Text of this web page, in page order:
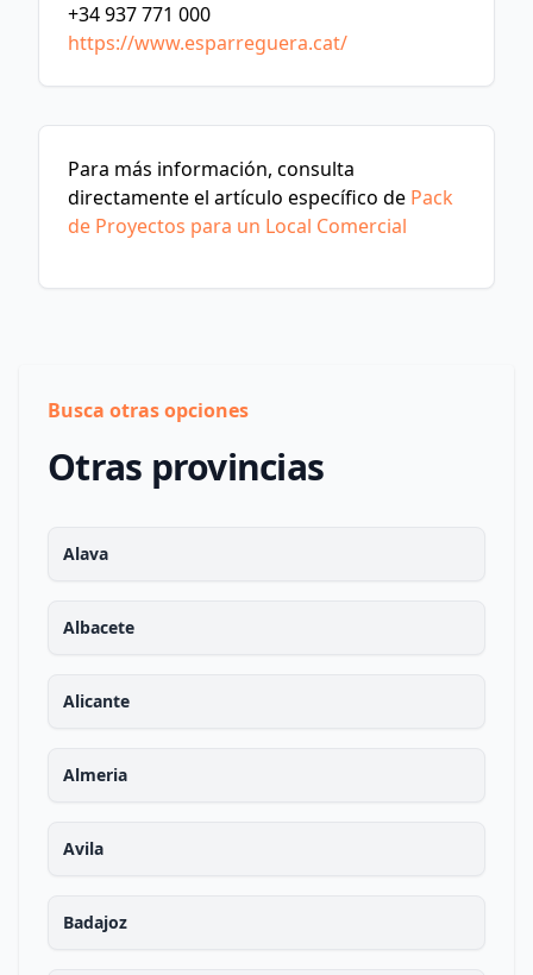
+34 937 771 000
https://www.esparreguera.cat/
Para más información, consulta
directamente el artículo específico de Pack
de Proyectos para un Local Comercial
Busca otras opciones
Otras provincias
Alava
Albacete
Alicante
Almeria
Avila
Badajoz